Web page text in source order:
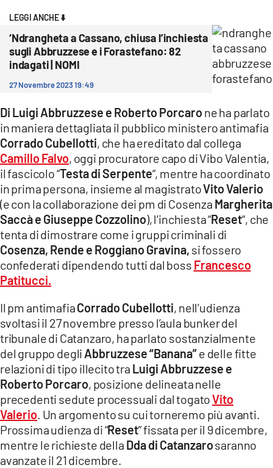
App
ANDROID
APPLE
LEGGI ANCHE ⬇️
‘Ndrangheta a Cassano, chiusa l’inchiesta
sugli Abbruzzese e i Forastefano: 82
indagati | NOMI
27 Novembre 2023 19:49
Di Luigi Abbruzzese e Roberto Porcarone ha parlato
in maniera dettagliata il pubblico ministero antimafia
Corrado Cubellotti, che ha ereditato dal collega
Camillo Falvo, oggi procuratore capo di Vibo Valentia,
il fascicolo “Testa di Serpente“, mentre ha coordinato
in prima persona, insieme al magistratoVito Valerio
(e con la collaborazione dei pm di Cosenza Margherita
Saccà e Giuseppe Cozzolino), l’inchiesta “Reset“, che
tenta di dimostrare come i gruppi criminali di
Cosenza, Rende e Roggiano Gravina, si fossero
confederati dipendendo tutti dal boss Francesco
Patitucci.
Il pm antimafiaCorrado Cubellotti, nell’udienza
svoltasi il 27 novembre presso l’aula bunker del
tribunale di Catanzaro, ha parlato sostanzialmente
del gruppo degli Abbruzzese “Banana”e delle fitte
relazioni di tipo illecito tra Luigi Abbruzzese e
Roberto Porcaro, posizione delineata nelle
precedenti sedute processuali dal togatoVito
Valerio . Un argomento su cui torneremo più avanti.
Prossima udienza di “Reset” fissata per il 9 dicembre,
mentre le richieste della Dda di Catanzarosaranno
avanzate il 21 dicembre.